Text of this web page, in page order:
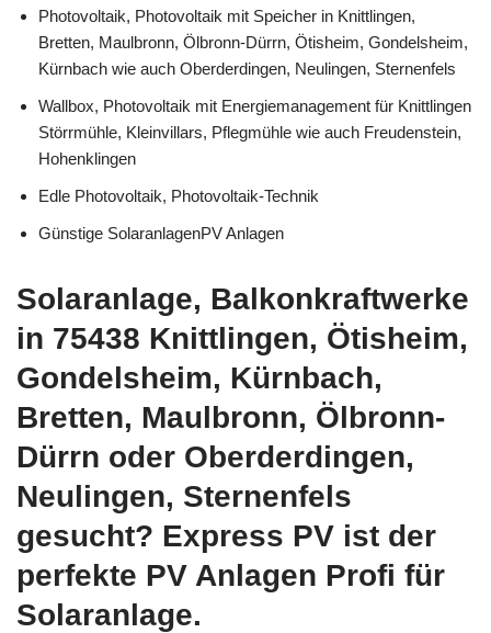
Photovoltaik, Photovoltaik mit Speicher in Knittlingen,
Bretten, Maulbronn, Ölbronn-Dürrn, Ötisheim, Gondelsheim,
Kürnbach wie auch Oberderdingen, Neulingen, Sternenfels
Wallbox, Photovoltaik mit Energiemanagement für Knittlingen
Störrmühle, Kleinvillars, Pflegmühle wie auch Freudenstein,
Hohenklingen
Edle Photovoltaik, Photovoltaik-Technik
Günstige SolaranlagenPV Anlagen
Solaranlage, Balkonkraftwerke
in 75438 Knittlingen, Ötisheim,
Gondelsheim, Kürnbach,
Bretten, Maulbronn, Ölbronn-
Dürrn oder Oberderdingen,
Neulingen, Sternenfels
gesucht? Express PV ist der
perfekte PV Anlagen Profi für
Solaranlage.